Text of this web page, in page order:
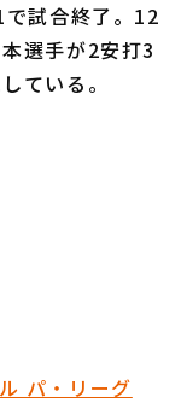
試合終了。12
選手が2安打3
ている。
パ・リーグ